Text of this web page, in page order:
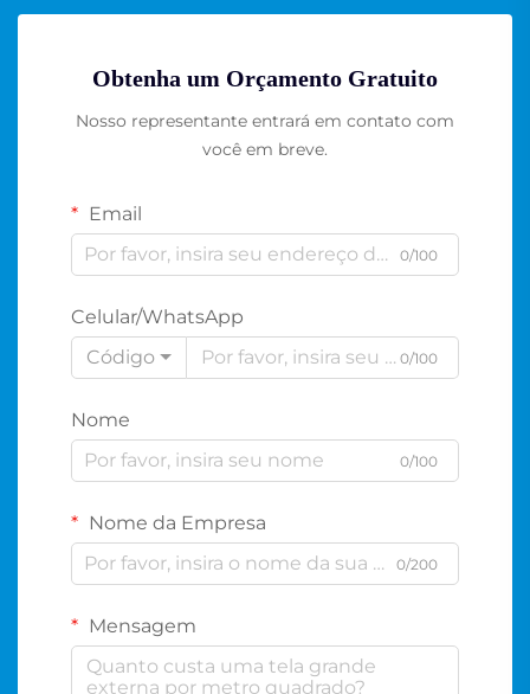
Obtenha um Orçamento Gratuito
Nosso representante entrará em contato com
você em breve.
Email
0/100
Celular/WhatsApp
Código
0/100
Nome
0/100
Nome da Empresa
0/200
Mensagem